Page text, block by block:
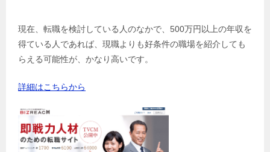
現在、転職を検討している人のなかで、500万円以上の年収を
得ている人であれば、現職よりも好条件の職場を紹介しても
らえる可能性が、かなり高いです。
詳細はこちらから